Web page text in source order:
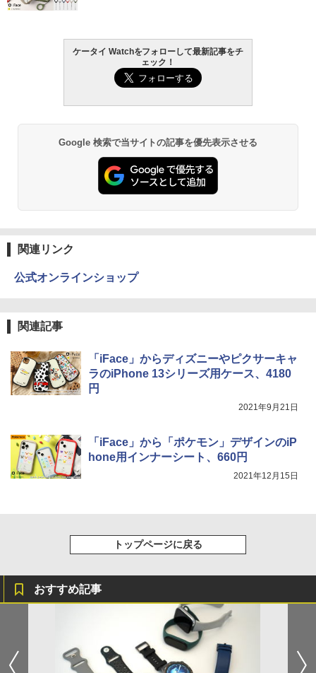
ケータイ Watchをフォローして最新記事をチ
ェック！
Google 検索で当サイトの記事を優先表示させる
関連リンク
公式オンラインショップ
関連記事
「iFace」からディズニーやピクサーキャ
ラのiPhone 13シリーズ用ケース、4180
円
2021年9月21日
「iFace」から「ポケモン」デザインのiP
hone用インナーシート、660円
2021年12月15日
トップページに戻る
おすすめ記事